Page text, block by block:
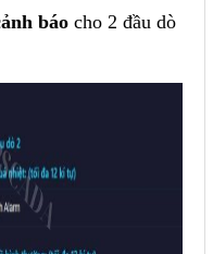
báo cho 2 đầu dò